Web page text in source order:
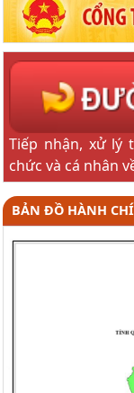
Tiếp nhận, xử lý
chức và cá nhân
BẢN ĐỒ HÀNH